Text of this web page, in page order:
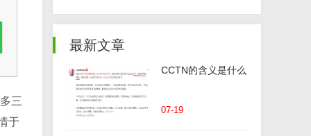
三
于
地图介绍
最新文章
CCTN的含义是什么
07-19